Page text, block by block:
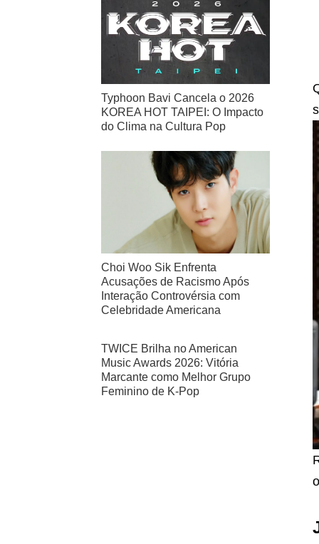
Typhoon Bavi Cancela o 2026
KOREA HOT TAIPEI: O Impacto
do Clima na Cultura Pop
Choi Woo Sik Enfrenta
Acusações de Racismo Após
Interação Controvérsia com
Celebridade Americana
TWICE Brilha no American
Music Awards 2026: Vitória
Marcante como Melhor Grupo
Feminino de K-Pop